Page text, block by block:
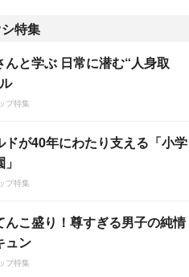
特集
んと学ぶ 日常に潜む“人身取
プ特集
ドが40年にわたり支える「小学
プ特集
んこ盛り！尊すぎる男子の純情
ュン
プ特集